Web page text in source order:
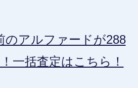
のアルファードが288
一括査定はこちら！